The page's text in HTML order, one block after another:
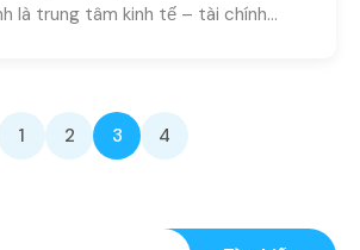
là trung tâm kinh tế – tài chính…
1 2 3 4